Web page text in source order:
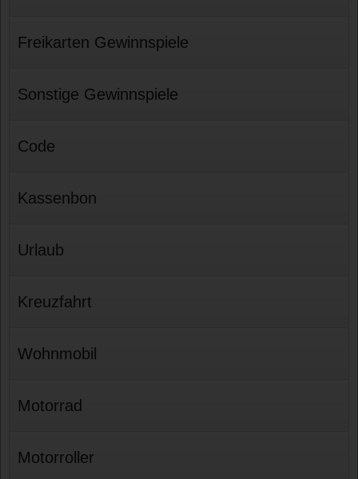
Freikarten Gewinnspiele
Sonstige Gewinnspiele
Code
Kassenbon
Urlaub
Kreuzfahrt
Wohnmobil
Motorrad
Motorroller